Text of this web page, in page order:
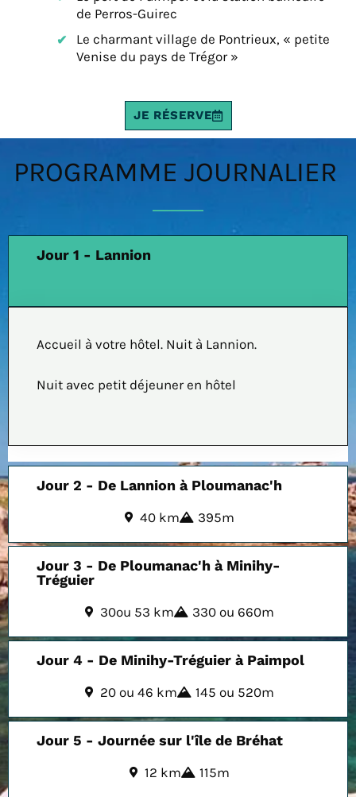
de Perros-Guirec
Le charmant village de Pontrieux, « petite
Venise du pays de Trégor »
JE RÉSERVE
PROGRAMME JOURNALIER
Jour 1 - Lannion
Accueil à votre hôtel. Nuit à Lannion.
Nuit avec petit déjeuner en hôtel
Jour 2 - De Lannion à Ploumanac'h
40 km 395m
Jour 3 - De Ploumanac'h à Minihy-
Tréguier
30ou 53 km 330 ou 660m
Jour 4 - De Minihy-Tréguier à Paimpol
20 ou 46 km 145 ou 520m
Jour 5 - Journée sur l'île de Bréhat
12 km 115m